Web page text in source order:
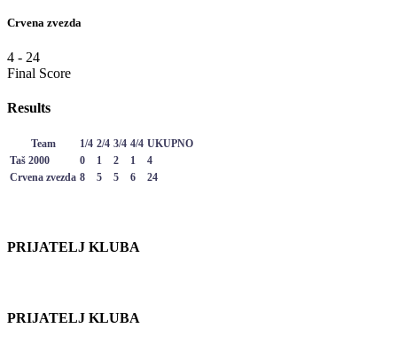
Crvena zvezda
4 - 24
Final Score
Results
Team 1/4 2/4 3/4 4/4 UKUPNO
Taš 2000
0 1 2 1
4
Crvena zvezda 8 5 5 6 24
PRIJATELJ KLUBA
PRIJATELJ KLUBA